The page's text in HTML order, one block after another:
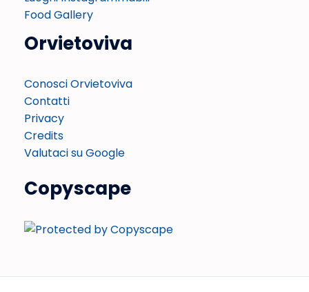
Food Gallery
Orvietoviva
Conosci Orvietoviva
Contatti
Privacy
Credits
Valutaci su Google
Copyscape